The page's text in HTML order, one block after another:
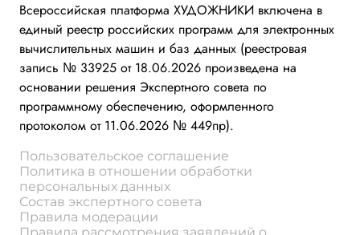
Всероссийская платформа ХУДОЖНИКИ включена в
единый реестр российских программ для электронных
вычислительных машин и баз данных (реестровая
запись № 33925 от 18.06.2026 произведена на
основании решения Экспертного совета по
программному обеспечению, оформленного
протоколом от 11.06.2026 № 449пр).
Пользовательское соглашение
Политика в отношении обработки
персональных данных
Состав экспертного совета
Правила модерации